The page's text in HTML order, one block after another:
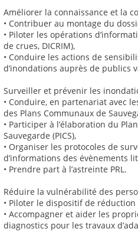
Améliorer la connaissance et la
• Contribuer au montage du
• Piloter les opérations
de crues, DICRIM),
• Conduire les actions de
d’inondations auprès de publics
Surveiller et prévenir les
• Conduire, en partenariat avec
des Plans Communaux de
• Participer à l’élaboration du
Sauvegarde (PICS),
• Organiser les protocoles de
d’informations des évènements
• Prendre part à l’astreinte PRL.
Réduire la vulnérabilité des
• Piloter le dispositif de
• Accompagner et aider les
diagnostics pour les travaux